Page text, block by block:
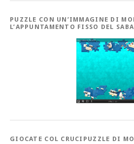
PUZZLE CON UN’IMMAGINE DI
L’APPUNTAMENTO FISSO DEL
GIOCATE COL CRUCIPUZZLE DI